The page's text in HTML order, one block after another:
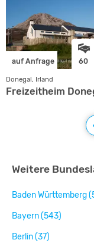
auf Anfrage 60
Donegal, Irland
Freizeitheim
Weitere
Baden Württemberg
Bayern (543)
Berlin (37)